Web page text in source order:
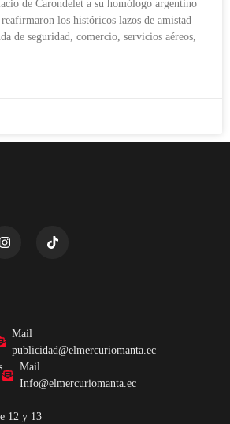
de Carondelet a su homólogo argentino
los históricos lazos de amistad
de seguridad, comercio, servicios aéreos,
Mail
publicidad@elmercuriomanta.ec
Mail
Info@elmercuriomanta.ec
12 y 13